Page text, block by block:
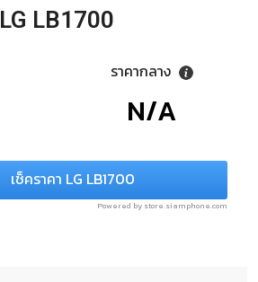
LG LB1700
ราคากลาง
N/A
เช็คราคา LG LB1700
Powered by store.siamphone.com